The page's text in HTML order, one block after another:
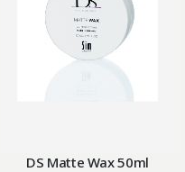
DS Matte Wax 50ml